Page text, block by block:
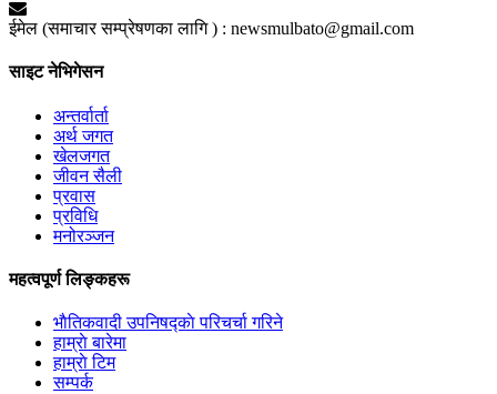
ईमेल (समाचार सम्प्रेषणका लागि ) : newsmulbato@gmail.com
साइट नेभिगेसन
अन्तर्वार्ता
अर्थ जगत
खेलजगत
जीवन सैली
प्रवास
प्रविधि
मनोरञ्जन
महत्वपूर्ण लिङ्कहरू
भाैतिकवादी उपनिषद्काे परिचर्चा गरिने
हाम्राे बारेमा
हाम्राे टिम
सम्पर्क